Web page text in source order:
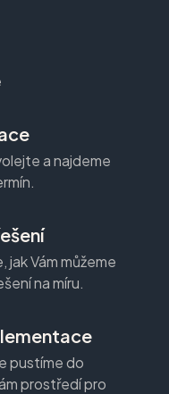
a najdeme
Vám můžeme
na míru.
pustíme do
prostředí pro